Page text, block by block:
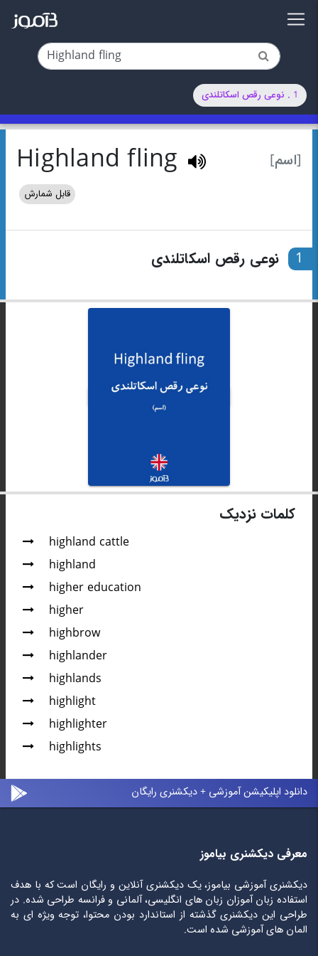
1 . نوعی رقص اسکاتلندی
[اسم] Highland fling
قابل شمارش
1 نوعی رقص اسکاتلندی
کلمات نزدیک
highland cattle
highland
higher education
higher
highbrow
highlander
highlands
highlight
highlighter
highlights
دانلود اپلیکیشن آموزشی + دیکشنری رایگان
معرفی دیکشنری بیاموز
دیکشنری آموزشی بیاموز، یک دیکشنری آنلاین و رایگان است که با هدف
استفاده زبان آموزان زبان های انگلیسی، آلمانی و فرانسه طراحی شده. در
طراحی این دیکشنری گذشته از استاندارد بودن محتوا، توجه ویژه ای به
المان های آموزشی شده است.